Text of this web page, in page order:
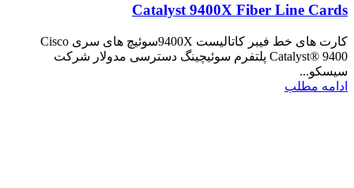
Catalyst 9400X Fiber Line Cards
کارت های خط فیبر کاتالیست 9400Xسوئیچ های سری Cisco
Catalyst® 9400 پلتفرم سوئیچینگ دسترسی مدولار شرکت
سیسکو...
ادامه مطلب